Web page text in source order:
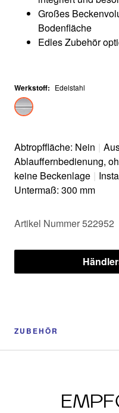
Großes
Bodenfläche
Edles Zubehör
Werkstoff: Edelstahl
Abtropffläche: Nein |
Ablauffernbedienung,
keine Beckenlage |
Untermaß: 300 mm
Artikel Nummer 522952
ZUBEHÖR